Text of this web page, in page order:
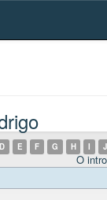
D E F G H I J
O